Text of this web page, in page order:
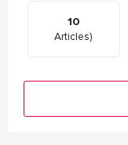
10
Articles)